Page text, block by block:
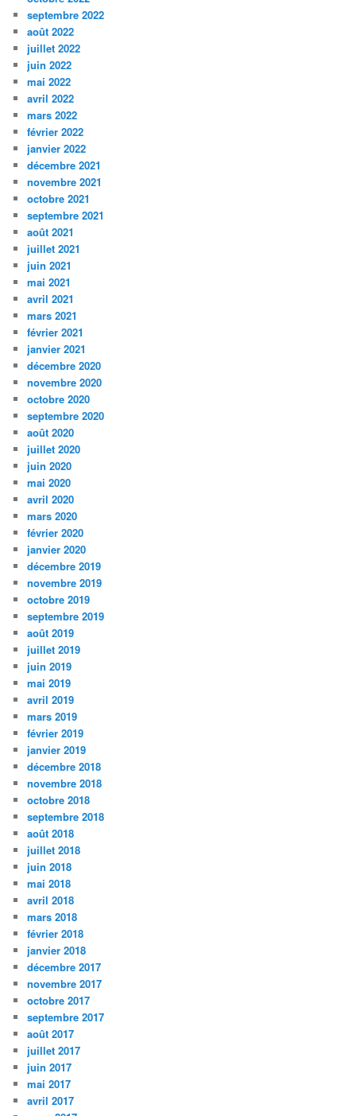
septembre 2022
août 2022
juillet 2022
juin 2022
mai 2022
avril 2022
mars 2022
février 2022
janvier 2022
décembre 2021
novembre 2021
octobre 2021
septembre 2021
août 2021
juillet 2021
juin 2021
mai 2021
avril 2021
mars 2021
février 2021
janvier 2021
décembre 2020
novembre 2020
octobre 2020
septembre 2020
août 2020
juillet 2020
juin 2020
mai 2020
avril 2020
mars 2020
février 2020
janvier 2020
décembre 2019
novembre 2019
octobre 2019
septembre 2019
août 2019
juillet 2019
juin 2019
mai 2019
avril 2019
mars 2019
février 2019
janvier 2019
décembre 2018
novembre 2018
octobre 2018
septembre 2018
août 2018
juillet 2018
juin 2018
mai 2018
avril 2018
mars 2018
février 2018
janvier 2018
décembre 2017
novembre 2017
octobre 2017
septembre 2017
août 2017
juillet 2017
juin 2017
mai 2017
avril 2017